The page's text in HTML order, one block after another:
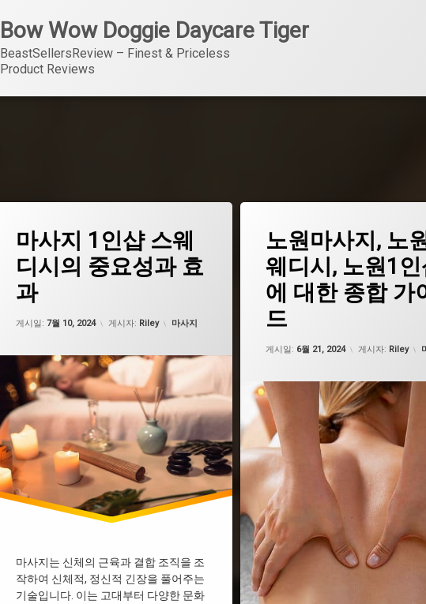
Bow Wow Doggie Daycare Tiger
BeastSellersReview – Finest & Priceless
Product Reviews
마사지 1인샵 스웨
디시의 중요성과 효
과
게시일: 7월 10, 2024
업데이트 날짜: 2월 19, 2025
게시자: Riley 카테고리:
마사지
마사지는 신체의 근육과 결합 조직을 조
작하여 신체적, 정신적 긴장을 풀어주는
기술입니다. 이는 고대부터 다양한 문화
스웨디시
노원마사지, 노
웨디시, 노원1
에 대한 종합 가
드
게시일: 6월 21, 2024
업데이트 날짜:
게시자: Riley
노원1인샵
노원마사지
노원스웨디시